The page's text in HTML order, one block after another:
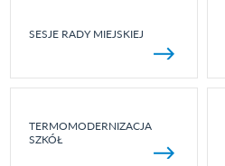
SESJE RADY MIEJSKIEJ
TERMOMODERNIZACJA
SZKÓŁ